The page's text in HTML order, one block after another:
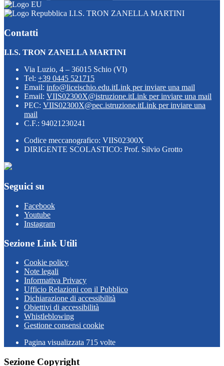
I.I.S. TRON ZANELLA MARTINI
Contatti
I.I.S. TRON ZANELLA MARTINI
Via Luzio, 4 – 36015 Schio (VI)
Tel: +39 0445 521715
Email: info@liceischio.edu.itLink per inviare una mail
Email: VIIS02300X@istruzione.itLink per inviare una mail
PEC: VIIS02300X@pec.istruzione.itLink per inviare una
mail
C.F.: 94021230241
Codice meccanografico: VIIS02300X
DIRIGENTE SCOLASTICO: Prof. Silvio Grotto
Seguici su
Facebook
Youtube
Instagram
Sezione Link Utili
Cookie policy
Note legali
Informativa Privacy
Ufficio Relazioni con il Pubblico
Dichiarazione di accessibilità
Obiettivi di accessibilità
Whistleblowing
Gestione consensi cookie
Pagina visualizzata 715 volte
Sezione Copyright